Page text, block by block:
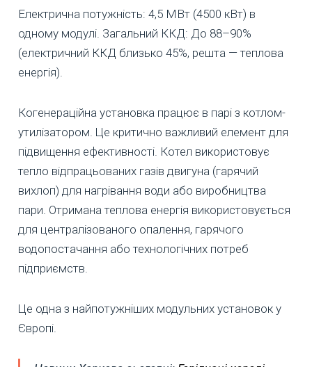
Електрична потужність: 4,5 МВт (4500 кВт) в
одному модулі. Загальний ККД: До 88–90%
(електричний ККД близько 45%, решта — теплова
енергія).
Когенераційна установка працює в парі з котлом-
утилізатором. Це критично важливий елемент для
підвищення ефективності. Котел використовує
тепло відпрацьованих газів двигуна (гарячий
вихлоп) для нагрівання води або виробництва
пари. Отримана теплова енергія використовується
для централізованого опалення, гарячого
водопостачання або технологічних потреб
підприємств.
Це одна з найпотужніших модульних установок у
Європі.